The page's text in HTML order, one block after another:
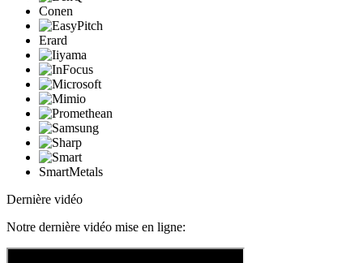
Conen
Erard
SmartMetals
Dernière vidéo
Notre dernière vidéo mise en ligne: